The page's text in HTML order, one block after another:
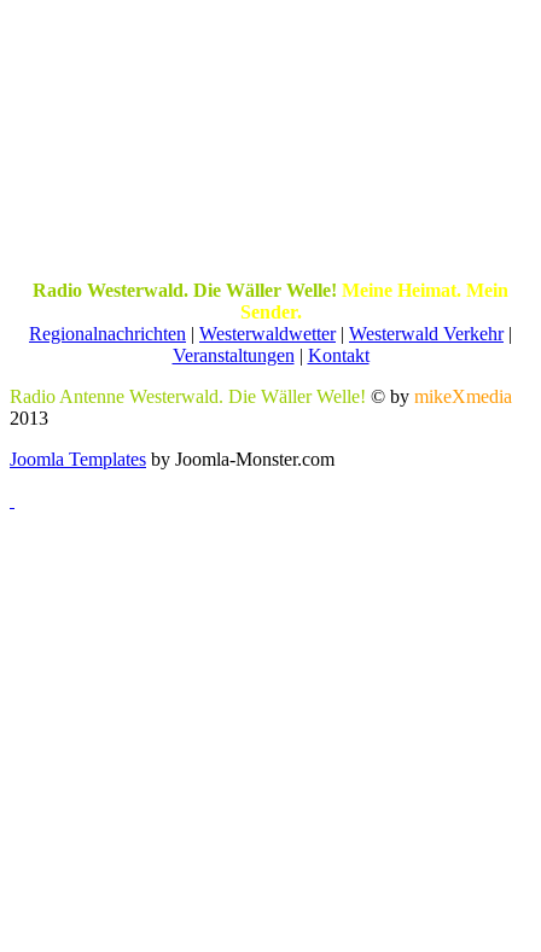
Radio Westerwald. Die Wäller Welle! Meine Heimat. Mein
Sender.
Regionalnachrichten | Westerwaldwetter| Westerwald Verkehr|
Veranstaltungen | Kontakt
Radio Antenne Westerwald. Die Wäller Welle! © by mikeXmedia
2013
Joomla Templates by Joomla-Monster.com